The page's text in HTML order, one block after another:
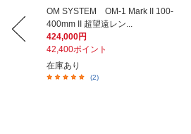
OM SYSTEM OM-1 Mark II 100-
400mm II 超望遠レン...
424,000円
42,400ポイント
在庫あり
(2)